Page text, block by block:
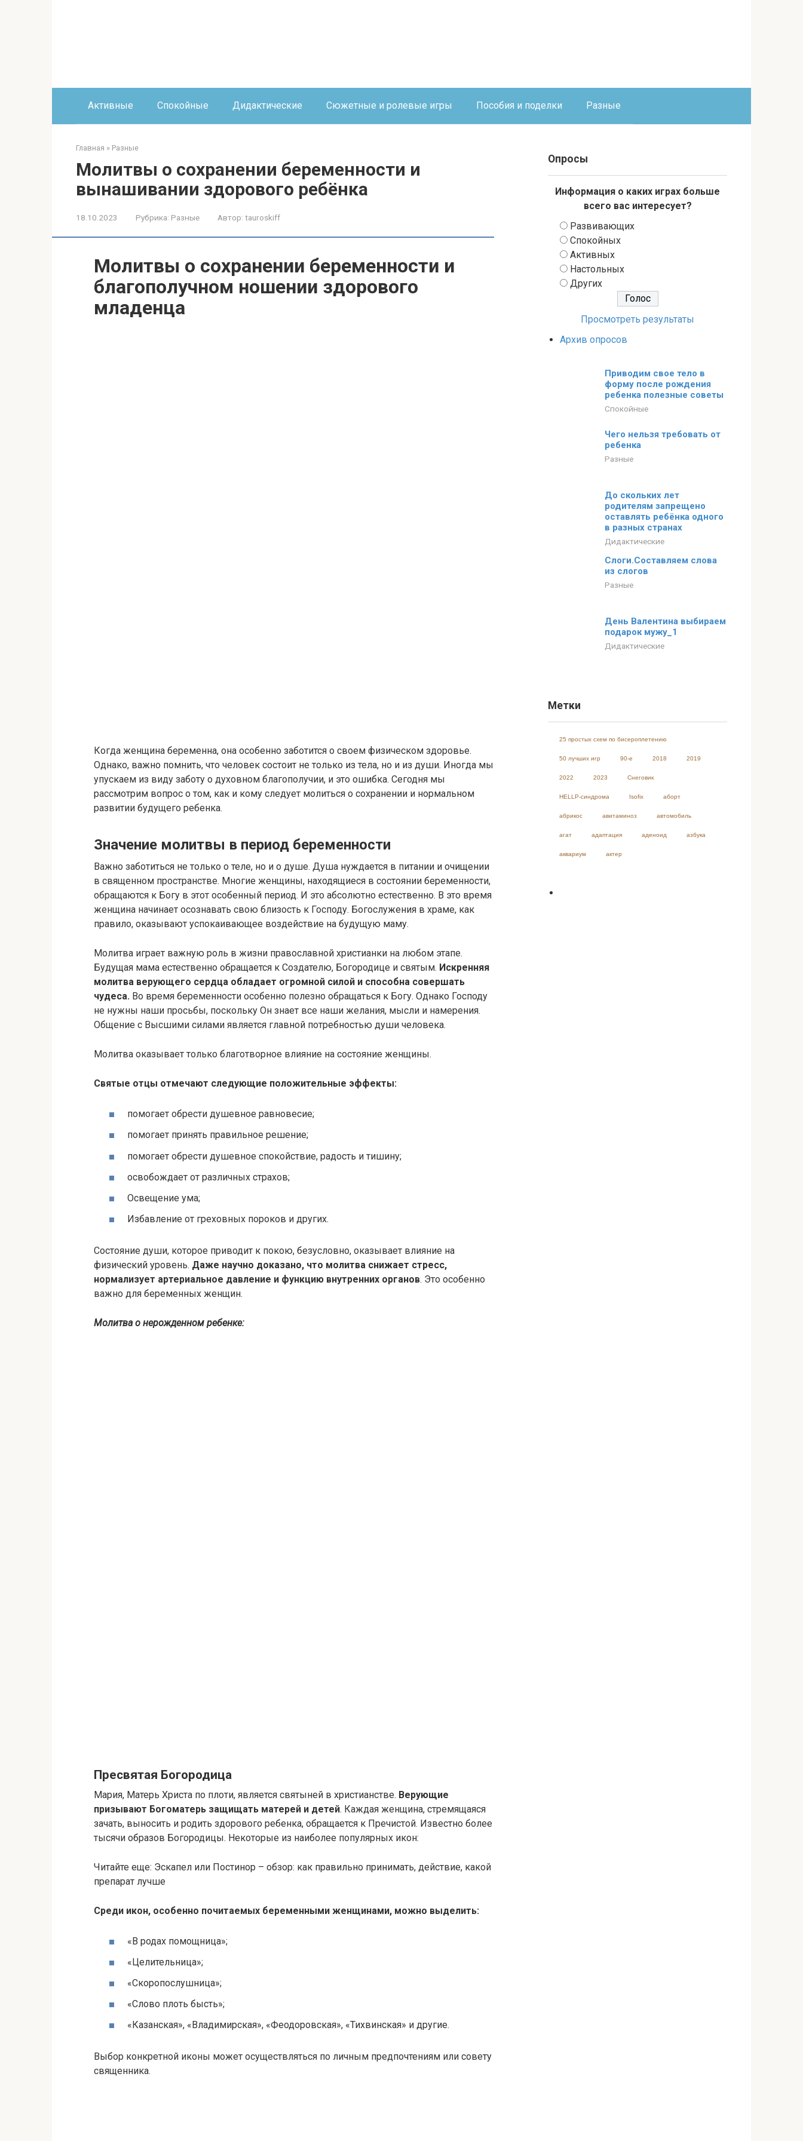
Активные Спокойные Дидактические Сюжетные и ролевые игры Пособия и поделки Разные
Главная » Разные
Молитвы о сохранении беременности и
вынашивании здорового ребёнка
18.10.2023 Рубрика: Разные Автор: tauroskiff
Молитвы о сохранении беременности и
благополучном ношении здорового
младенца
Когда женщина беременна, она особенно заботится о своем физическом здоровье.
Однако, важно помнить, что человек состоит не только из тела, но и из души. Иногда мы
упускаем из виду заботу о духовном благополучии, и это ошибка. Сегодня мы
рассмотрим вопрос о том, как и кому следует молиться о сохранении и нормальном
развитии будущего ребенка.
Значение молитвы в период беременности
Важно заботиться не только о теле, но и о душе. Душа нуждается в питании и очищении
в священном пространстве. Многие женщины, находящиеся в состоянии беременности,
обращаются к Богу в этот особенный период. И это абсолютно естественно. В это время
женщина начинает осознавать свою близость к Господу. Богослужения в храме, как
правило, оказывают успокаивающее воздействие на будущую маму.
Молитва играет важную роль в жизни православной христианки на любом этапе.
Будущая мама естественно обращается к Создателю, Богородице и святым. Искренняя
молитва верующего сердца обладает огромной силой и способна совершать
чудеса. Во время беременности особенно полезно обращаться к Богу. Однако Господу
не нужны наши просьбы, поскольку Он знает все наши желания, мысли и намерения.
Общение с Высшими силами является главной потребностью души человека.
Молитва оказывает только благотворное влияние на состояние женщины.
Святые отцы отмечают следующие положительные эффекты:
помогает обрести душевное равновесие;
помогает принять правильное решение;
помогает обрести душевное спокойствие, радость и тишину;
освобождает от различных страхов;
Освещение ума;
Избавление от греховных пороков и других.
Состояние души, которое приводит к покою, безусловно, оказывает влияние на
физический уровень. Даже научно доказано, что молитва снижает стресс,
нормализует артериальное давление и функцию внутренних органов. Это особенно
важно для беременных женщин.
Молитва о нерожденном ребенке:
Пресвятая Богородица
Мария, Матерь Христа по плоти, является святыней в христианстве. Верующие
призывают Богоматерь защищать матерей и детей. Каждая женщина, стремящаяся
зачать, выносить и родить здорового ребенка, обращается к Пречистой. Известно более
тысячи образов Богородицы. Некоторые из наиболее популярных икон:
Читайте еще: Эскапел или Постинор – обзор: как правильно принимать, действие, какой
препарат лучше
Среди икон, особенно почитаемых беременными женщинами, можно выделить:
«В родах помощница»;
«Целительница»;
«Скоропослушница»;
«Слово плоть бысть»;
«Казанская», «Владимирская», «Феодоровская», «Тихвинская» и другие.
Выбор конкретной иконы может осуществляться по личным предпочтениям или совету
священника.
Опросы
Информация о каких играх больше
всего вас интересует?
Развивающих
Спокойных
Активных
Настольных
Других
Просмотреть результаты
Архив опросов
Приводим свое тело в
форму после рождения
ребенка полезные советы
Спокойные
Чего нельзя требовать от
ребенка
Разные
До скольких лет
родителям запрещено
оставлять ребёнка одного
в разных странах
Дидактические
Слоги.Составляем слова
из слогов
Разные
День Валентина выбираем
подарок мужу_1
Дидактические
Метки
25 простых схем по бисероплетению
50 лучших игр 90-е 2018 2019
2022 2023 Cнеговик
HELLP-синдрома Isofix аборт
абрикос авитаминоз автомобиль
агат адаптация аденоид азбука
аквариум актер